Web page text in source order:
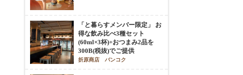
「と暮らすメンバー限定」 お
得な飲み比べ3種セット
(60ml×3杯)+おつまみ2品を
300B(税抜)でご提供
折原商店 バンコク